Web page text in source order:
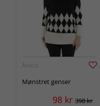
ÅSHILD
Mønstret genser
98 kr 398 kr